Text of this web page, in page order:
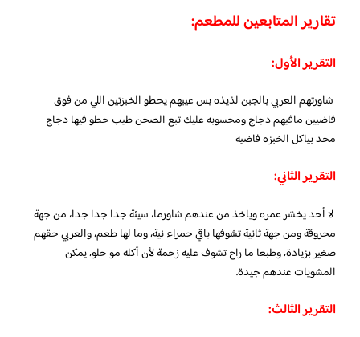
تقارير المتابعين للمطعم:
التقرير الأول:
شاورتهم العربي بالجبن لذيذه بس عيبهم يحطو الخبزتين اللي من فوق
فاضيين مافيهم دجاج ومحسوبه عليك تبع الصحن طيب حطو فيها دجاج
محد بياكل الخبزه فاضيه
التقرير الثاني:
لا أحد يخسّر عمره وياخذ من عندهم شاورما، سيئة جدا جدا جدا، من جهة
محروقة ومن جهة ثانية تشوفها باقي حمراء نية، وما لها طعم، والعربي حقهم
صغير بزيادة، وطبعا ما راح تشوف عليه زحمة لأن أكله مو حلو، يمكن
المشويات عندهم جيدة.
التقرير الثالث: